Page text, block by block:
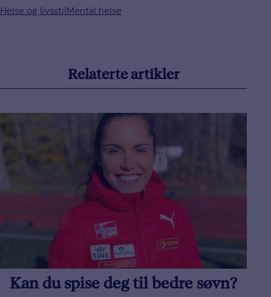
Helse og livsstilMental helse
Relaterte artikler
Kan du spise deg til bedre søvn?